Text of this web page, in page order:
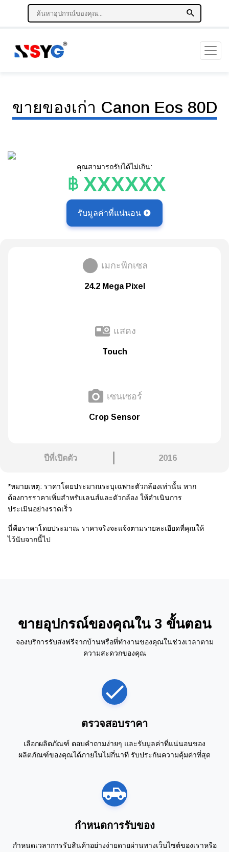
ขายของเก่า Canon Eos 80D
คุณสามารถรับได้ไม่เกิน:
XXXXXX
รับมูลค่าที่แน่นอน
เมกะพิกเซล
24.2 Mega Pixel
แสดง
Touch
เซนเซอร์
Crop Sensor
ปีที่เปิดตัว 2016
*หมายเหตุ: ราคาโดยประมาณระบุเฉพาะตัวกล้องเท่านั้น หาก
ต้องการราคาเพิ่มสำหรับเลนส์และตัวกล้อง ให้ดำเนินการ
ประเมินอย่างรวดเร็ว
นี่คือราคาโดยประมาณ ราคาจริงจะแจ้งตามรายละเอียดที่คุณให้
ไว้นับจากนี้ไป
ขายอุปกรณ์ของคุณใน 3 ขั้นตอน
จองบริการรับส่งฟรีจากบ้านหรือที่ทำงานของคุณในช่วงเวลาตาม
ความสะดวกของคุณ
ตรวจสอบราคา
เลือกผลิตภัณฑ์ ตอบคำถามง่ายๆ และรับมูลค่าที่แน่นอนของ
ผลิตภัณฑ์ของคุณได้ภายในไม่กี่นาที รับประกันความคุ้มค่าที่สุด
กำหนดการรับของ
กำหนดเวลาการรับสินค้าอย่างง่ายดายผ่านทางเว็บไซต์ของเราหรือ